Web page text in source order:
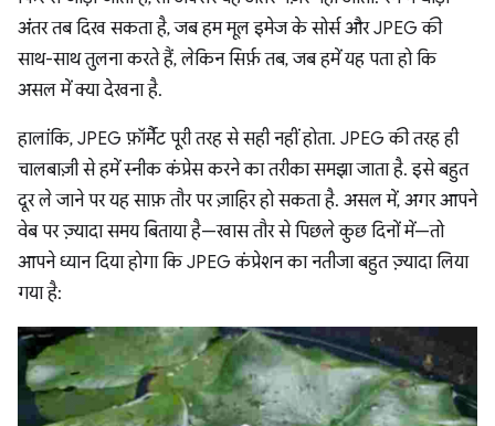
अंतर तब दिख सकता है, जब हम मूल इमेज के सोर्स और JPEG की
साथ-साथ तुलना करते हैं, लेकिन सिर्फ़ तब, जब हमें यह पता हो कि
असल में क्या देखना है.
हालांकि, JPEG फ़ॉर्मैट पूरी तरह से सही नहीं होता. JPEG की तरह ही
चालबाज़ी से हमें स्नीक कंप्रेस करने का तरीका समझा जाता है. इसे बहुत
दूर ले जाने पर यह साफ़ तौर पर ज़ाहिर हो सकता है. असल में, अगर आपने
वेब पर ज़्यादा समय बिताया है—खास तौर से पिछले कुछ दिनों में—तो
आपने ध्यान दिया होगा कि JPEG कंप्रेशन का नतीजा बहुत ज़्यादा लिया
गया है: